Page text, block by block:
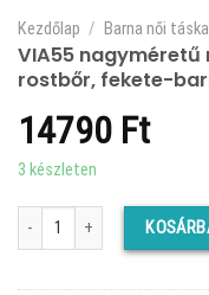
Kezdőlap / Barna női táska
VIA55 nagyméretű
rostbőr, fekete-
14790 Ft
3 készleten
VIA55 nagyméretű női